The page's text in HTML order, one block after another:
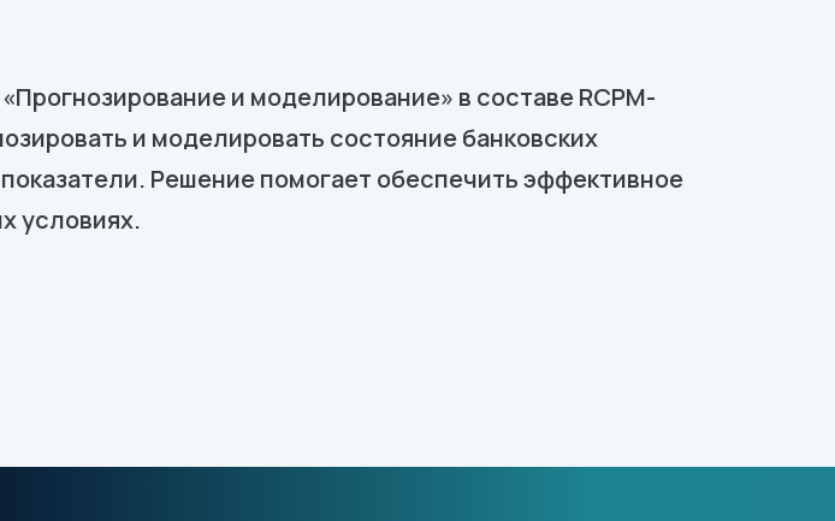
и моделирование» в составе RCPM-
и моделировать состояние банковских
Решение помогает обеспечить эффективное
условиях.